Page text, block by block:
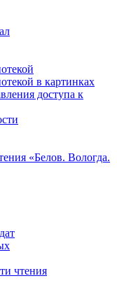
в картинках
доступа к
«Белов. Вологда.
чтения